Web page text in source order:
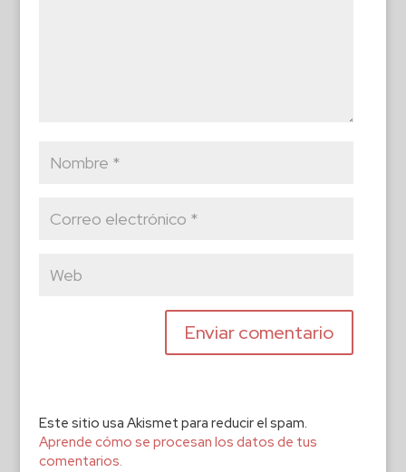
Este sitio usa Akismet para reducir el spam.
Aprende cómo se procesan los datos de tus
comentarios.